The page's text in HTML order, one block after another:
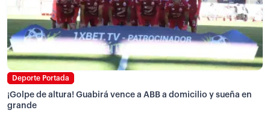
Deporte Portada
¡Golpe de altura! Guabirá vence a ABB a domicilio y sueña en
grande